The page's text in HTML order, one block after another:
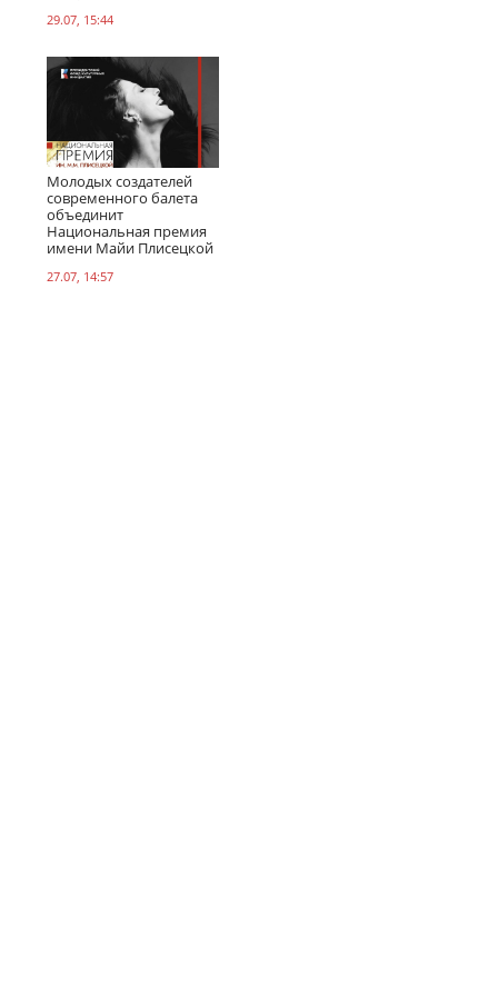
29.07, 15:44
Молодых создателей
современного балета
объединит
Национальная премия
имени Майи Плисецкой
27.07, 14:57